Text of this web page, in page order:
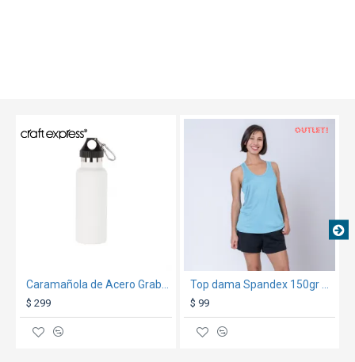
TEXTTRANSPARENTE
$ 299
OUT
$ 99